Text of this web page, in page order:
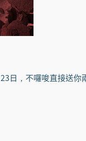
日，不囉唆直接送你